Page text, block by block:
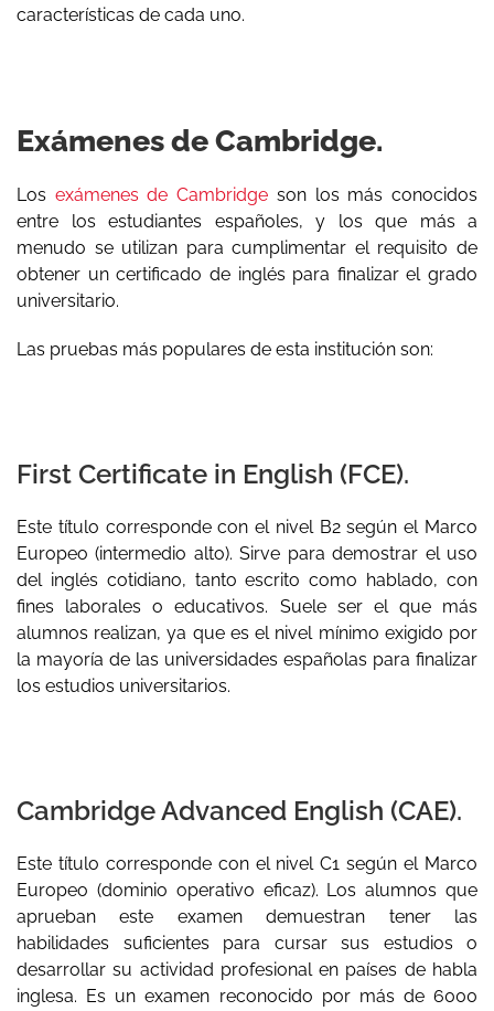
características de cada uno.
Exámenes de Cambridge.
Los exámenes de Cambridge son los más conocidos
entre los estudiantes españoles, y los que más a
menudo se utilizan para cumplimentar el requisito de
obtener un certificado de inglés para finalizar el grado
universitario.
Las pruebas más populares de esta institución son:
First Certificate in English (FCE).
Este título corresponde con el nivel B2 según el Marco
Europeo (intermedio alto). Sirve para demostrar el uso
del inglés cotidiano, tanto escrito como hablado, con
fines laborales o educativos. Suele ser el que más
alumnos realizan, ya que es el nivel mínimo exigido por
la mayoría de las universidades españolas para finalizar
los estudios universitarios.
Cambridge Advanced English (CAE).
Este título corresponde con el nivel C1 según el Marco
Europeo (dominio operativo eficaz). Los alumnos que
aprueban este examen demuestran tener las
habilidades suficientes para cursar sus estudios o
desarrollar su actividad profesional en países de habla
inglesa. Es un examen reconocido por más de 6000